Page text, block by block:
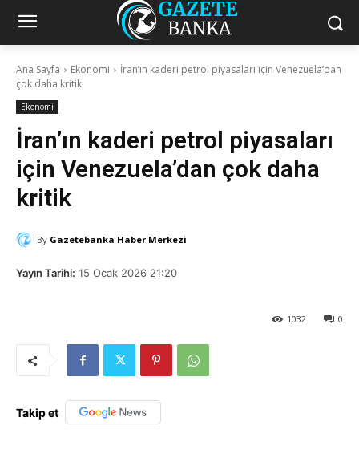
Ana Sayfa Ekonomi
İran’ın kaderi petrol piyasaları için Venezuela’dan
çok daha kritik
Ekonomi
İran’ın kaderi petrol piyasaları
için Venezuela’dan çok daha
kritik
By Gazetebanka Haber Merkezi
Yayın Tarihi: 15 Ocak 2026 21:20
0
1032
Takip et